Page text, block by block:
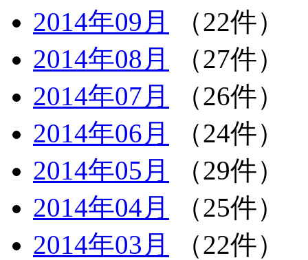
2014年09月
（22件）
2014年08月
（27件）
2014年07月
（26件）
2014年06月
（24件）
2014年05月
（29件）
2014年04月
（25件）
2014年03月
（22件）